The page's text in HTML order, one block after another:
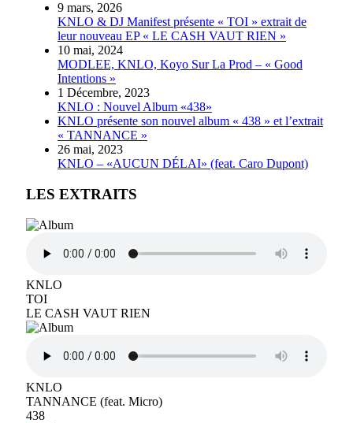
9 mars, 2026
KNLO & DJ Manifest présente « TOI » extrait de
leur nouveau EP « LE CASH VAUT RIEN »
10 mai, 2024
MODLEE, KNLO, Koyo Sur La Prod – « Good
Intentions »
1 Décembre, 2023
KNLO : Nouvel Album «438»
KNLO présente son nouvel album « 438 » et l’extrait
« TANNANCE »
26 mai, 2023
KNLO – «AUCUN DÉLAI» (feat. Caro Dupont)
LES EXTRAITS
KNLO
TOI
LE CASH VAUT RIEN
KNLO
TANNANCE (feat. Micro)
438